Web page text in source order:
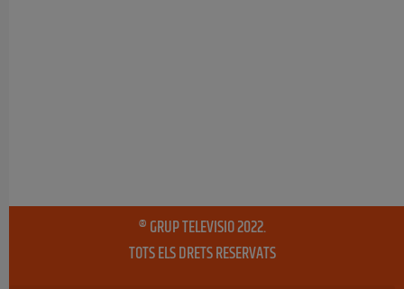
® GRUP TELEVISIO 2022.
TOTS ELS DRETS RESERVATS